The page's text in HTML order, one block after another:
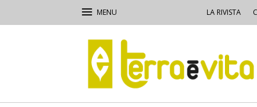
LA RIVISTA
Terra
e
Vita